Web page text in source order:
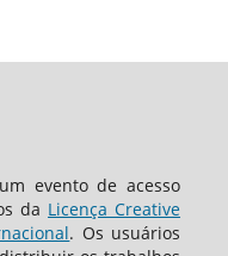
evento de acesso
da Licença Creative
. Os usuários